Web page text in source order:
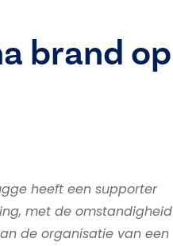
brand op
heeft een supporter
met de omstandigheid
de organisatie van een